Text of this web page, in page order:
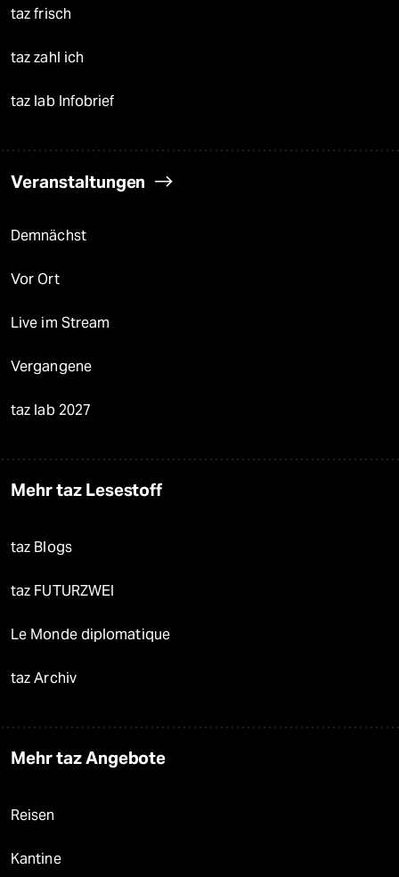
taz frisch
taz zahl ich
taz lab Infobrief
Veranstaltungen
Demnächst
Vor Ort
Live im Stream
Vergangene
taz lab 2027
Mehr taz Lesestoff
taz Blogs
taz FUTURZWEI
Le Monde diplomatique
taz Archiv
Mehr taz Angebote
Reisen
Kantine